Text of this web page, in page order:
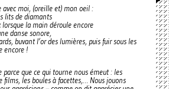
avec moi, (oreille et) mon oeil :
lits de diamants
lorsque la main déroule encore
danse sonore,
buvant l’or des lumières, puis fuir sous les
encore !
parce que ce qui tourne nous émeut : les
films, les boules à facettes,… Nous jouons